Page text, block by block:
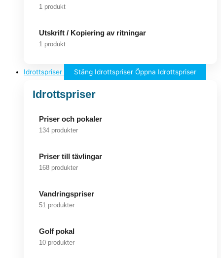
1 produkt
Utskrift / Kopiering av ritningar
1 produkt
Idrottspriser Stäng Idrottspriser Öppna Idrottspriser
Idrottspriser
Priser och pokaler
134 produkter
Priser till tävlingar
168 produkter
Vandringspriser
51 produkter
Golf pokal
10 produkter